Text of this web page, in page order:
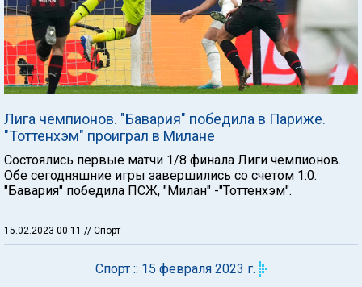
Лига чемпионов. "Бавария" победила в Париже.
"Тоттенхэм" проиграл в Милане
Состоялись первые матчи 1/8 финала Лиги чемпионов.
Обе сегодняшние игры завершились со счетом 1:0.
"Бавария" победила ПСЖ, "Милан" -"Тоттенхэм".
15.02.2023 00:11 // Спорт
Спорт :: 15 февраля 2023 г.